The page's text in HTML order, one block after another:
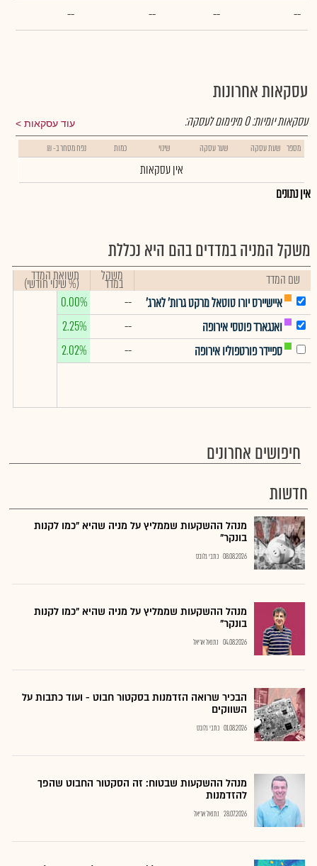
--
--
--
--
עסקאות אחרונות
עוד עסקאות עסקאות יומיות:0מינימום לעסקה:
מספר שעת עסקה שער עסקה שינוי כמות נפח מסחר ב- ₪
אין עסקאות
אין נתונים
משקל המניה במדדים בהם היא נכללת
שם המדד משקל
במדד תשואת המדד
(% שינוי חודשי)
איישיירס יורו טוטאל מרקט גרות' לארג'
--
0.00%
ואנגארד פוטסי אירופה
--
2.25%
ספיידר פורטפוליו אירופה
--
2.02%
חיפושים אחרונים
חדשות
מנהל ההשקעות שממליץ על מניה שהיא "כמו לקנות
בונקר"
08.08.2026 כתבי גלובס
מנהל ההשקעות שממליץ על מניה שהיא "כמו לקנות
בונקר"
04.08.2026 נתנאל אריאל
הבכיר שרואה הזדמנות בסקטור חבוט - ועוד כתבות על
השווקים
01.08.2026 כתבי גלובס
מנהל ההשקעות שבטוח: זה הסקטור החבוט שהפך
להזדמנות
28.07.2026 נתנאל אריאל